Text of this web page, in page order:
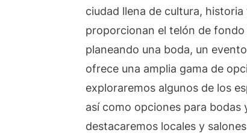
ciudad llena de cultura,
proporcionan el telón de
planeando una boda, un
ofrece una amplia gama de
exploraremos algunos de los
así como opciones para bodas
destacaremos locales y